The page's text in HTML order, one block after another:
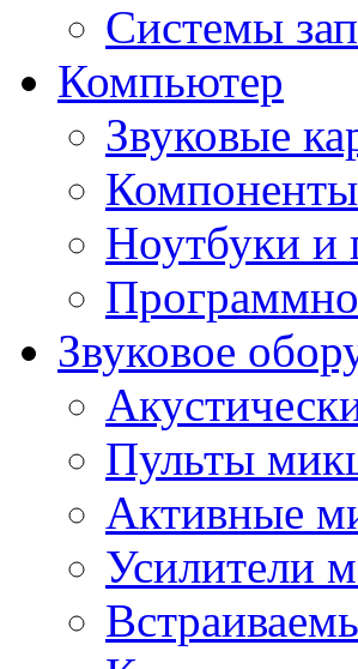
Системы
Компьютер
Звуковые
Ноутбуки и
Звуковое
Пульты
Активные
Усилители